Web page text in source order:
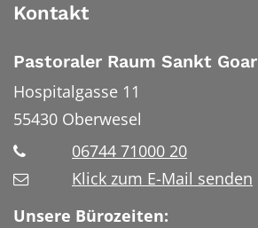
Kontakt
Pastoraler Raum Sankt Goar
Hospitalgasse 11
55430 Oberwesel
06744 71000 20
Klick zum E-Mail senden
Unsere Bürozeiten: